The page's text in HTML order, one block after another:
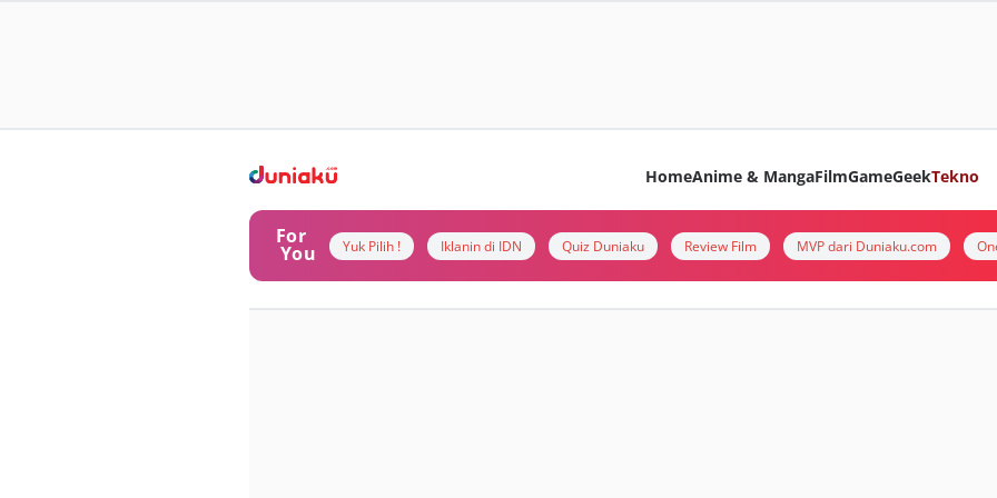
HomeAnime & MangaFilmGameGeekTekno
For
You Yuk Pilih ! Iklanin di IDN Quiz Duniaku Review Film MVP dari Duniaku.com